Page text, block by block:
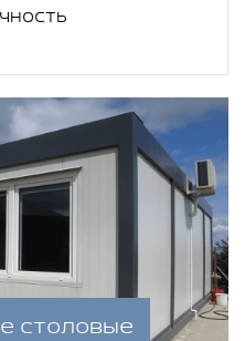
столовые